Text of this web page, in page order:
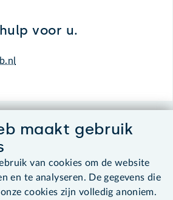
voor u.
maakt gebruik
van cookies om de website
en te analyseren. De gegevens die
cookies zijn volledig anoniem.